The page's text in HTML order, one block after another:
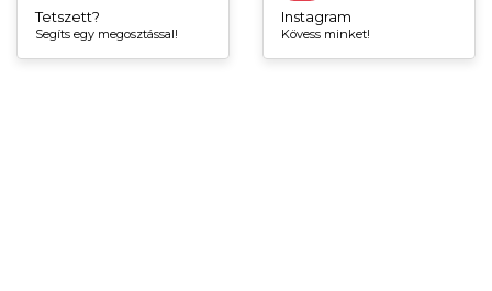
Tetszett?
Segíts egy megosztással!
Instagram
Kövess minket!